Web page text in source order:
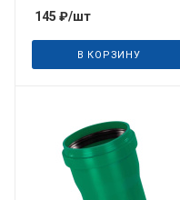
145 ₽/шт
В КОРЗИНУ